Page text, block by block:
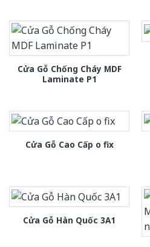
Cửa Gỗ Chống Cháy MDF
Laminate P1
Cửa Gỗ Cao Cấp o fix
Cửa Gỗ Hàn Quốc 3A1